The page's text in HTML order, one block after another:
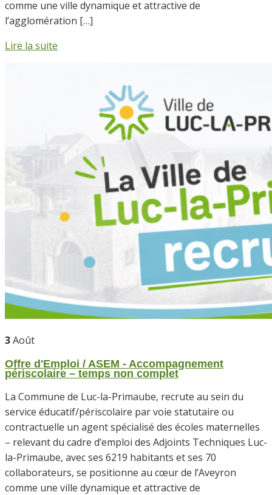
comme une ville dynamique et attractive de
l’agglomération […]
Lire la suite
3Août
Offre d'Emploi / ASEM - Accompagnement
périscolaire – temps non complet
La Commune de Luc-la-Primaube, recrute au sein du
service éducatif/périscolaire par voie statutaire ou
contractuelle un agent spécialisé des écoles maternelles
– relevant du cadre d’emploi des Adjoints Techniques Luc-
la-Primaube, avec ses 6219 habitants et ses 70
collaborateurs, se positionne au cœur de l’Aveyron
comme une ville dynamique et attractive de